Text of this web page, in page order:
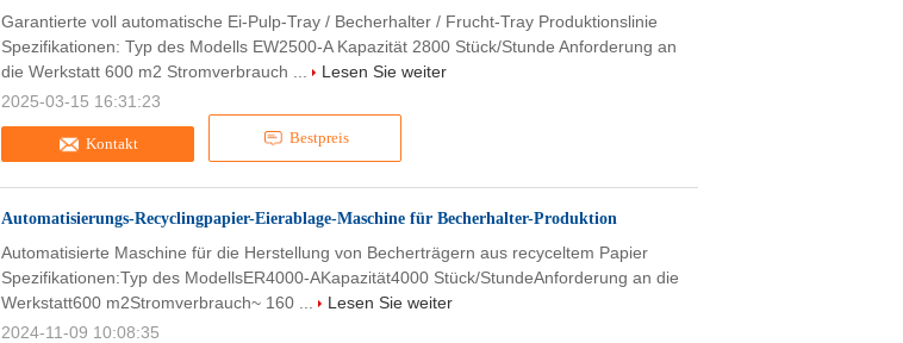
Kontakt Bestpreis
Garantierte voll automatische Ei-Pulp-Tray / Becherhalter / Frucht-Tray Produktionslinie
Spezifikationen: Typ des Modells EW2500-A Kapazität 2800 Stück/Stunde Anforderung an
die Werkstatt 600 m2 Stromverbrauch ...
Lesen Sie weiter
2025-03-15 16:31:23
Automatisierungs-Recyclingpapier-Eierablage-Maschine für Becherhalter-Produktion
Automatisierte Maschine für die Herstellung von Becherträgern aus recyceltem Papier
Spezifikationen:Typ des ModellsER4000-AKapazität4000 Stück/StundeAnforderung an die
Werkstatt600 m2Stromverbrauch~ 160 ...
Lesen Sie weiter
2024-11-09 10:08:35